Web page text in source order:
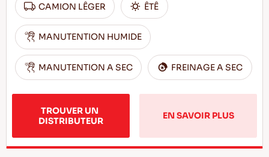
CAMION LÊGER ÊTÊ
MANUTENTION HUMIDE
MANUTENTION A SEC FREINAGE A SEC
TROUVER UN
DISTRIBUTEUR
EN SAVOIR PLUS